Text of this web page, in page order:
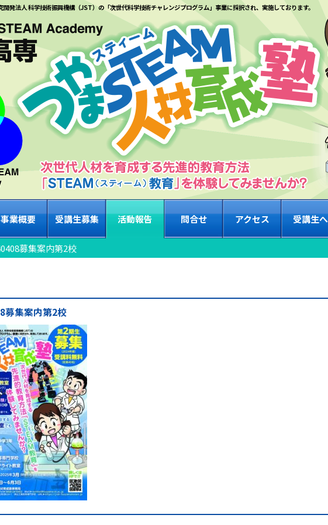
開発法人 科学技術振興機構（JST）の「次世代科学技術チャレンジプログラム」事業に採択され、実施しております。
事業概要 受講生募集 活動報告 問合せ アクセス 受講生へ
募集案内第2校
募集案内第2校